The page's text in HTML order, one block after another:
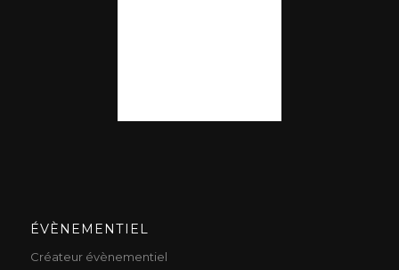
ÉVÈNEMENTIEL
Créateur évènementiel